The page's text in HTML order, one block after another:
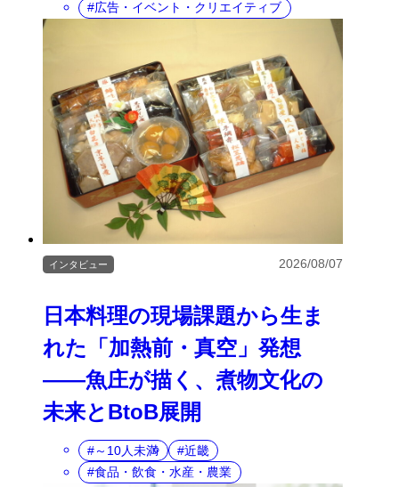
広告・イベント・クリエイティブ
日本料理の現場課題から生ま
れた「加熱前・真空」発想
――魚庄が描く、煮物文化の
未来とBtoB展開
インタビュー 2026/08/07
～10人未満
近畿
食品・飲食・水産・農業